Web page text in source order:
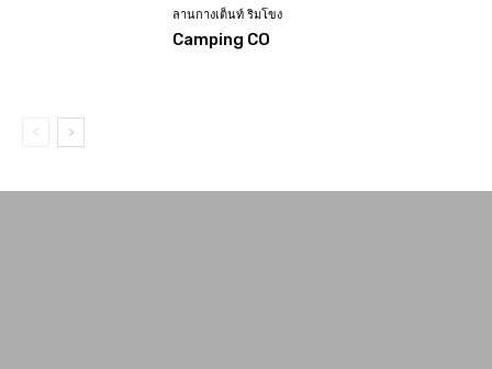
ลานกางเต็นท์ ริมโขง
Camping CO